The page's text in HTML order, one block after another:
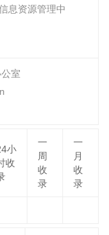
息资源管理中
室
小
收
一
周
收
录
一
月
收
录